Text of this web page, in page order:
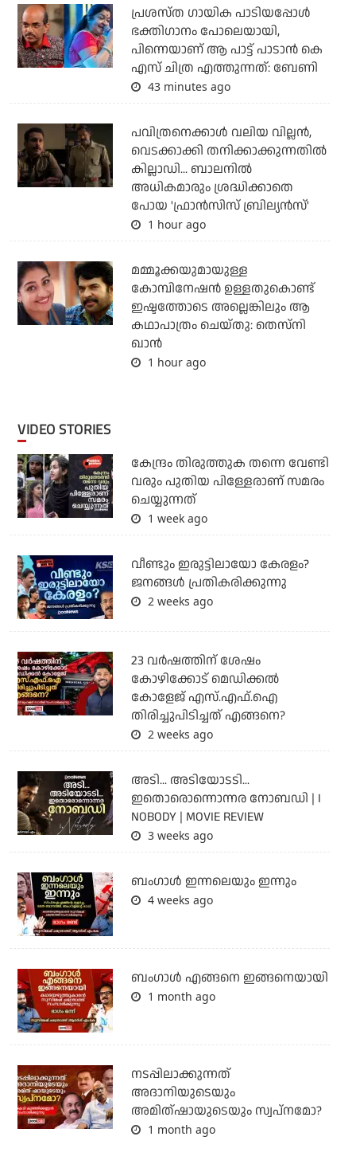
പ്രശസ്ത ഗായിക പാടിയപ്പോൾ
ഭക്തിഗാനം പോലെയായി,
പിന്നെയാണ് ആ പാട്ട് പാടാൻ കെ
എസ് ചിത്ര എത്തുന്നത്: ബേണി
43 minutes ago
പവിത്രനെക്കാള്‍ വലിയ വില്ലന്‍,
വെടക്കാക്കി തനിക്കാക്കുന്നതില്‍
കില്ലാഡി... ബാലനില്‍
അധികമാരും ശ്രദ്ധിക്കാതെ
പോയ 'ഫ്രാന്‍സിസ് ബ്രില്യന്‍സ്'
1 hour ago
മമ്മൂക്കയുമായുള്ള
കോമ്പിനേഷൻ ഉള്ളതുകൊണ്ട്
ഇഷ്ടത്തോടെ അല്ലെങ്കിലും ആ
കഥാപാത്രം ചെയ്തു: തെസ്നി
ഖാൻ
1 hour ago
VIDEO STORIES
കേന്ദ്രം തിരുത്തുക തന്നെ വേണ്ടി
വരും പുതിയ പിള്ളേരാണ് സമരം
ചെയ്യുന്നത്
1 week ago
വീണ്ടും ഇരുട്ടിലായോ കേരളം?
ജനങ്ങൾ പ്രതികരിക്കുന്നു
2 weeks ago
23 വർഷത്തിന് ശേഷം
കോഴിക്കോട് മെഡിക്കൽ
കോളേജ് എസ്.എഫ്.ഐ
തിരിച്ചുപിടിച്ചത് എങ്ങനെ?
2 weeks ago
അടി... അടിയോടടി...
ഇതൊരൊന്നൊന്നര നോബഡി | I
NOBODY | MOVIE REVIEW
3 weeks ago
ബംഗാള്‍ ഇന്നലെയും ഇന്നും
4 weeks ago
ബം​ഗാൾ എങ്ങനെ ഇങ്ങനെയായി
1 month ago
നടപ്പിലാക്കുന്നത്
അദാനിയുടെയും
അമിത്ഷായുടെയും സ്വപ്നമോ?
1 month ago